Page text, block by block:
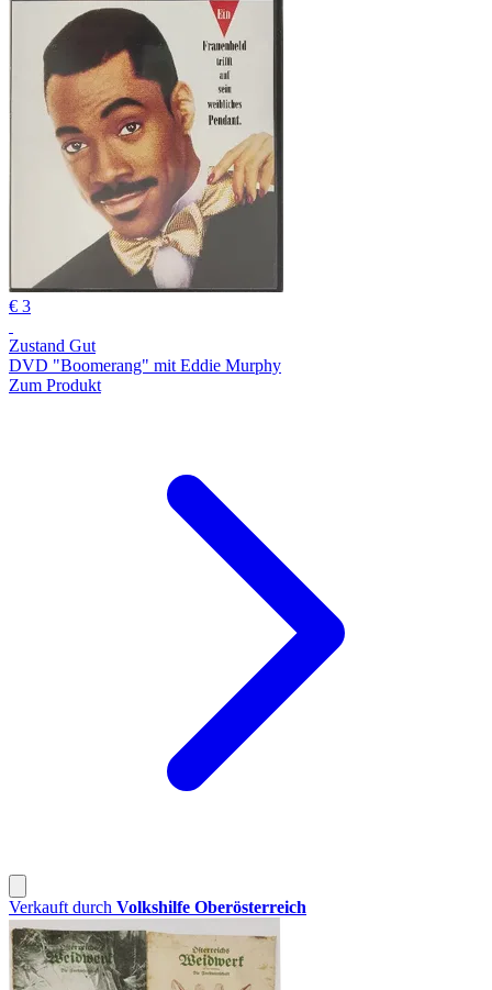
€ 3
Zustand Gut
DVD "Boomerang" mit Eddie Murphy
Zum Produkt
Verkauft durch Volkshilfe Oberösterreich